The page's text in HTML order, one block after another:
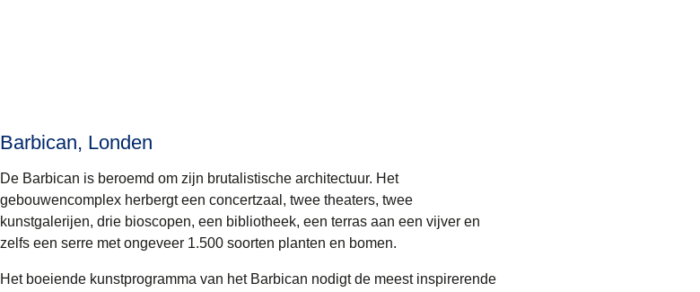
Barbican, Londen
De Barbican is beroemd om zijn brutalistische architectuur. Het
gebouwencomplex herbergt een concertzaal, twee theaters, twee
kunstgalerijen, drie bioscopen, een bibliotheek, een terras aan een vijver en
zelfs een serre met ongeveer 1.500 soorten planten en bomen.
Het boeiende kunstprogramma van het Barbican nodigt de meest inspirerende